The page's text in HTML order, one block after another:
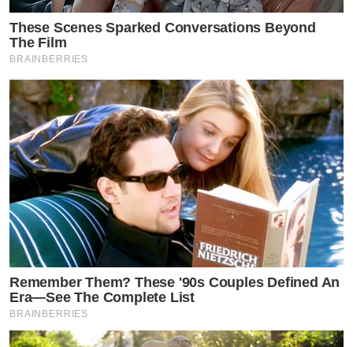
These Scenes Sparked Conversations Beyond
The Film
BRAINBERRIES
Remember Them? These '90s Couples Defined An
Era—See The Complete List
BRAINBERRIES